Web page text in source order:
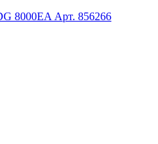
8000EA Арт. 856266